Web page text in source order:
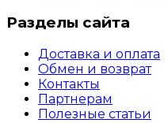
Разделы сайта
Доставка и оплата
Обмен и возврат
Контакты
Партнерам
Полезные статьи